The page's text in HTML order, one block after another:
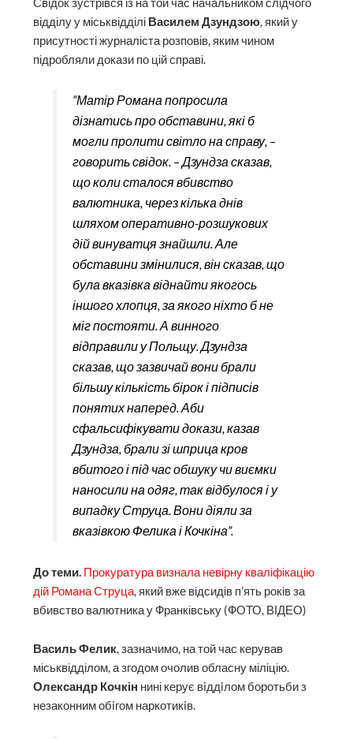
Свідок зустрівся із на той час начальником слідчого
відділу у міськвідділі Василем Дзундзою, який у
присутності журналіста розповів, яким чином
підробляли докази по цій справі.
“Матір Романа попросила
дізнатись про обставини, які б
могли пролити світло на справу, –
говорить свідок. – Дзундза сказав,
що коли сталося вбивство
валютника, через кілька днів
шляхом оперативно-розшукових
дій винуватця знайшли. Але
обставини змінилися, він сказав, що
була вказівка віднайти якогось
іншого хлопця, за якого ніхто б не
міг постояти. А винного
відправили у Польщу. Дзундза
сказав, що зазвичай вони брали
більшу кількість бірок і підписів
понятих наперед. Аби
сфальсифікувати докази, казав
Дзундза, брали зі шприца кров
вбитого і під час обшуку чи виємки
наносили на одяг, так відбулося і у
випадку Струца. Вони діяли за
вказівкою Фелика і Кочкіна”.
До теми. Прокуратура визнала невірну кваліфікацію
дій Романа Струца, який вже відсидів п’ять років за
вбивство валютника у Франківську (ФОТО, ВІДЕО)
Василь Фелик, зазначимо, на той час керував
міськвідділом, а згодом очолив обласну міліцію.
Олександр Кочкін нині керує вiддiлом боротьби з
незаконним обiгом наркотикiв.